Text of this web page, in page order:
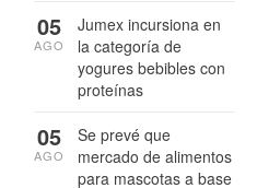
Jumex incursiona en
la categoría de
yogures bebibles con
proteínas
05
AGO
Se prevé que
mercado de alimentos
para mascotas a base
05
AGO